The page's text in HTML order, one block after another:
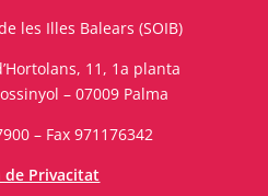
les Illes Balears (SOIB)
11, 1a planta
– 07009 Palma
– Fax 971176342
de Privacitat